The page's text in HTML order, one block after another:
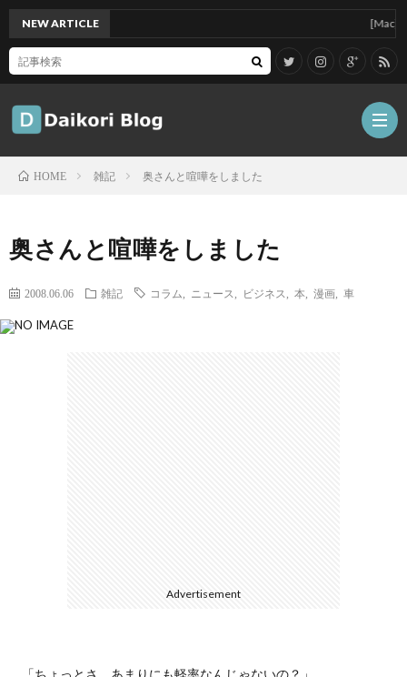
NEW ARTICLE [Mac]Mac
HOME 雑記 奥さんと喧嘩をしました
奥さんと喧嘩をしました
2008.06.06 雑記 コラム ニュース ビジネス 本 漫画 車
Advertisement
「ちょっとさ、あまりにも軽率なんじゃないの？」